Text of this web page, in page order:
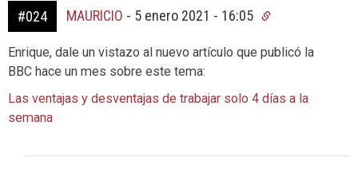
#024 MAURICIO - 5 enero 2021 - 16:05
Enrique, dale un vistazo al nuevo artículo que publicó la
BBC hace un mes sobre este tema:
Las ventajas y desventajas de trabajar solo 4 días a la
semana